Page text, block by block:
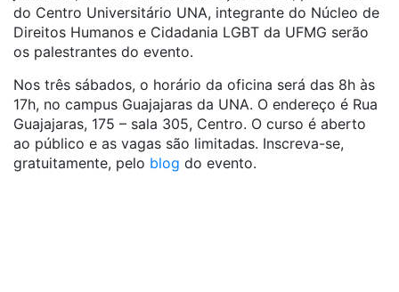
do Centro Universitário UNA, integrante do Núcleo de
Direitos Humanos e Cidadania LGBT da UFMG serão
os palestrantes do evento.
Nos três sábados, o horário da oficina será das 8h às
17h, no campus Guajajaras da UNA. O endereço é Rua
Guajajaras, 175 – sala 305, Centro. O curso é aberto
ao público e as vagas são limitadas. Inscreva-se,
gratuitamente, pelo blog do evento.